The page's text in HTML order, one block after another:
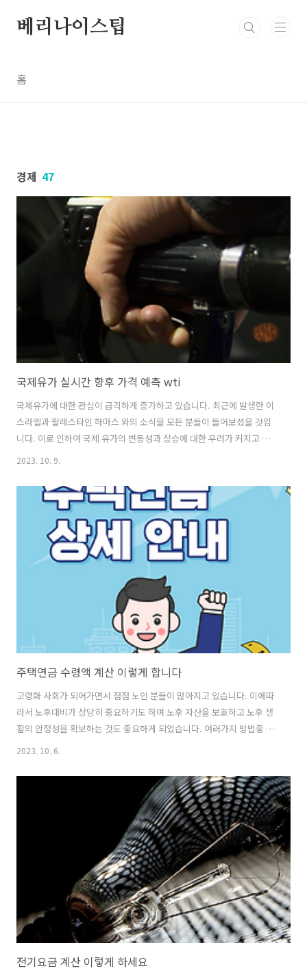
베리나이스팁
홈
경제 47
국제유가 실시간 향후 가격 예측 wti
국제유가에 대한 관심이 급격하게 증가하고 있습니다. 최근에 발생한 이
스라엘과 팔레스타인 하마스 와의 소식을 모든 분들이 들어보셨을 것입
니다. 이로 인하여 국제 유가의 변동성과 상승에 대한 우려가 커지고 있
는 상황입니다. 현재 국제유가 실시간 상황 및 한국은 어떠한지를 비롯하
이스라엘과 팔레스타인 무장단체인 하마스와의 군사 충돌이 발생하였습
니다. 이로 인하여 현재 국제유가가 하루만에 약 4%가 급증하는 현상이
발생하였습니다. 블룸버그통신등 외신에 따르며 배럴당 86.6달러대에
거래중이며 이는 전날보다 4%이상 상승한 수치입니다. 지난해 상승하
던 국제유가는 올 상반기까지 내림세를 유지하였지만 국제유가가 이번
2023. 10. 9.
주택연금 수령액 계산 이렇게 합니다
고령화 사회가 되어가면서 점점 노인 분들이 많아지고 있습니다. 이에따
라서 노후대비가 상당히 중요하기도 하며 노후 자산을 보호하고 노후 생
활의 안정성을 확보하는 것도 중요하게 되었습니다. 여러가지 방법중 국
민연금이나 개인연금등도 이러한 노후 대비를 위한 방법이지만 주택연
습니다. 하지만 장점과 단점도 있으며 이 제도에 대하여 잘 모르시는 분
들도 계십니다. 본 문서에서 상세히 안내해 드리겠습니다. 주택연금이
란? 주택연금은 한국주택금융공사가 시행하고 있는 제도로서 주택은 소
유하고 있지만 소득이 부족한 노인분들을 위한 연금제도를 의미합니다.
주택 소유자가 집을 담보로 제공하고 내 집에 계속 살면서 평생 동안 매
월 연금을 받으실 수 있도록 국가..
2023. 10. 6.
전기요금 계산 이렇게 하세요